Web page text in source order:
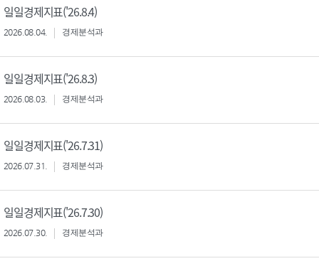
일일경제지표('26.8.4)
2026.08.04. 경제분석과
일일경제지표('26.8.3)
2026.08.03. 경제분석과
일일경제지표('26.7.31)
2026.07.31. 경제분석과
일일경제지표('26.7.30)
2026.07.30. 경제분석과